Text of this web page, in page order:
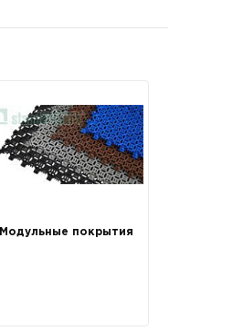
Модульные покрытия